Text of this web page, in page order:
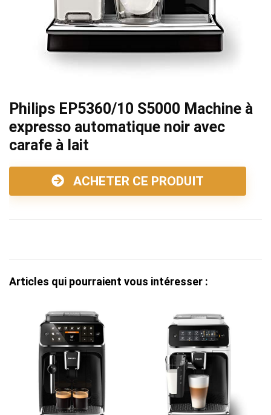
Philips EP5360/10 S5000 Machine à
expresso automatique noir avec
carafe à lait
ACHETER CE PRODUIT
Articles qui pourraient vous intéresser :